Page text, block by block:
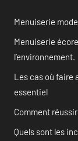
Menuiserie
Menuiserie
l’environnement.
Les cas où faire
essentiel
Comment
Quels sont les